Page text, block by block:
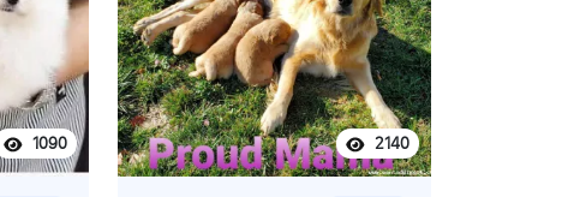
de
1090 2140